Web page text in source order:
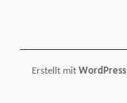
Erstellt mit WordPress